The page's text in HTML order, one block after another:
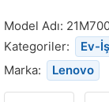
ürün
stoğa
döndüğünde
bildirim
Model Adı:
Kategoriler:
Ev-
Marka:
Lenovo